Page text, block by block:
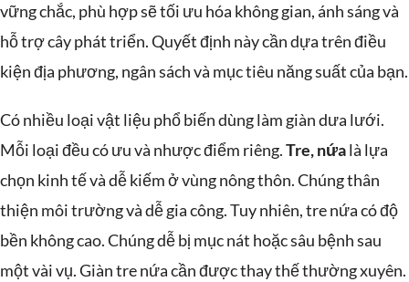
vững chắc, phù hợp sẽ tối ưu hóa không gian, ánh sáng và
hỗ trợ cây phát triển. Quyết định này cần dựa trên điều
kiện địa phương, ngân sách và mục tiêu năng suất của bạn.
Có nhiều loại vật liệu phổ biến dùng làm giàn dưa lưới.
Mỗi loại đều có ưu và nhược điểm riêng.Tre, nứalà lựa
chọn kinh tế và dễ kiếm ở vùng nông thôn. Chúng thân
thiện môi trường và dễ gia công. Tuy nhiên, tre nứa có độ
bền không cao. Chúng dễ bị mục nát hoặc sâu bệnh sau
một vài vụ. Giàn tre nứa cần được thay thế thường xuyên.